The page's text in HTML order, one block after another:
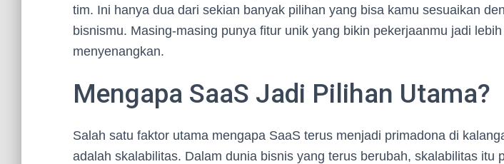
tim. Ini hanya dua dari sekian banyak pilihan yang bisa kamu sesuaikan
bisnismu. Masing-masing punya fitur unik yang bikin pekerjaanmu jadi
menyenangkan.
Mengapa SaaS Jadi Pilihan Utama?
Salah satu faktor utama mengapa SaaS terus menjadi primadona di
adalah skalabilitas. Dalam dunia bisnis yang terus berubah, skalabilitas itu